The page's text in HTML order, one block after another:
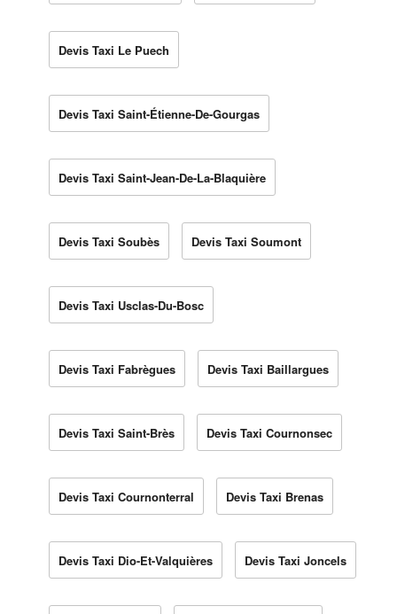
Devis Taxi Le Puech
Devis Taxi Saint-Étienne-De-Gourgas
Devis Taxi Saint-Jean-De-La-Blaquière
Devis Taxi Soubès Devis Taxi Soumont
Devis Taxi Usclas-Du-Bosc
Devis Taxi Fabrègues Devis Taxi Baillargues
Devis Taxi Saint-Brès Devis Taxi Cournonsec
Devis Taxi Cournonterral Devis Taxi Brenas
Devis Taxi Dio-Et-Valquières Devis Taxi Joncels